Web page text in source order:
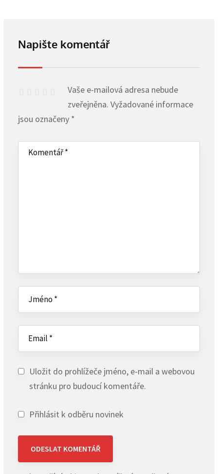
Napište komentář
Vaše e-mailová adresa nebude
zveřejněna. Vyžadované informace
jsou označeny *
Uložit do prohlížeče jméno, e-mail a webovou
stránku pro budoucí komentáře.
Přihlásit k odběru novinek